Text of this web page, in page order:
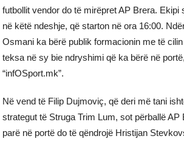
futbollit vendor do të mirëpret AP Brera. Ekipi
në këtë ndeshje, që starton në ora 16:00.
Osmani ka bërë publik formacionin me të
teksa në sy bie ndryshimi që ka bërë në
“infOSport.mk”.
Në vend të Filip Dujmoviç, që deri më tani
strategut të Struga Trim Lum, sot përballë AP
parë në portë do të qëndrojë Hristijan